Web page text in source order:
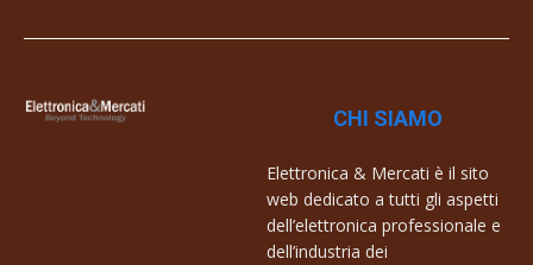
CHI SIAMO
Elettronica & Mercati è il sito
web dedicato a tutti gli aspetti
dell’elettronica professionale e
dell’industria dei